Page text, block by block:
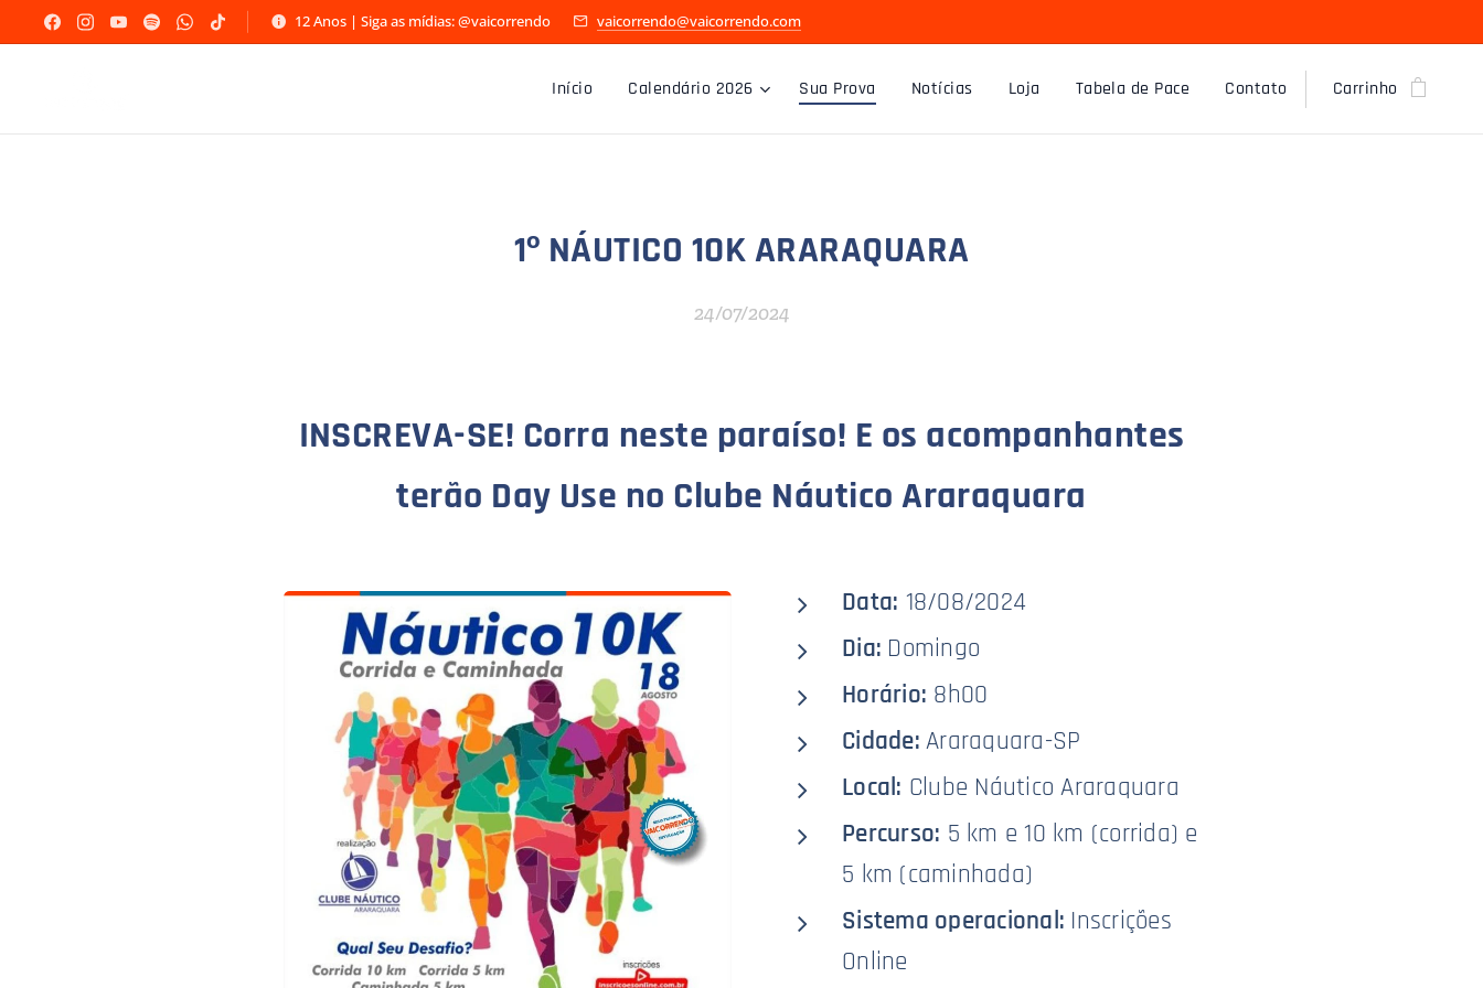
12 Anos | Siga as mídias: @vaicorrendo vaicorrendo@vaicorrendo.com
Início Calendário 2026 Sua Prova Notícias Loja Tabela de Pace Contato Carrinho
1º NÁUTICO 10K ARARAQUARA
24/07/2024
INSCREVA-SE! Corra neste paraíso! E os acompanhantes
terão Day Use no Clube Náutico Araraquara
Data: 18/08/2024
Dia: Domingo
Horário: 8h00
Cidade:Araraquara-SP
Local: Clube Náutico Araraquara
Percurso: 5 km e 10 km (corrida) e
5 km (caminhada)
Sistema operacional: Inscrições
Online